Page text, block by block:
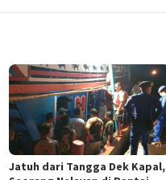
Jatuh dari Tangga Dek Kapal,